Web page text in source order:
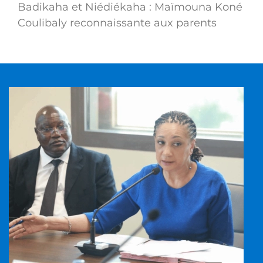
Badikaha et Niédiékaha : Maïmouna Koné
Coulibaly reconnaissante aux parents